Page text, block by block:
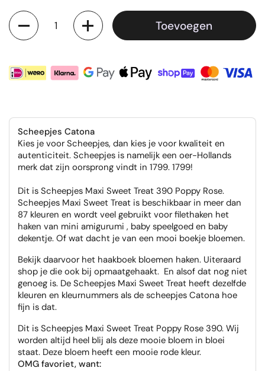
Aantal
Toevoegen
Scheepjes Catona
Kies je voor Scheepjes, dan kies je voor kwaliteit en
autenticiteit. Scheepjes is namelijk een oer-Hollands
merk dat zijn oorsprong vindt in 1799. 1799!
Dit is Scheepjes Maxi Sweet Treat 390 Poppy Rose.
Scheepjes Maxi Sweet Treat is beschikbaar in meer dan
87 kleuren en wordt veel gebruikt voor filethaken het
haken van mini amigurumi , baby speelgoed en baby
dekentje. Of wat dacht je van een mooi boekje bloemen.
Bekijk daarvoor het haakboek bloemen haken. Uiteraard
shop je die ook bij opmaatgehaakt. En alsof dat nog niet
genoeg is. De Scheepjes Maxi Sweet Treat heeft dezelfde
kleuren en kleurnummers als de scheepjes Catona hoe
fijn is dat.
Dit is Scheepjes Maxi Sweet Treat Poppy Rose 390. Wij
worden altijd heel blij als deze mooie bloem in bloei
staat. Deze bloem heeft een mooie rode kleur.
OMG favoriet, want: